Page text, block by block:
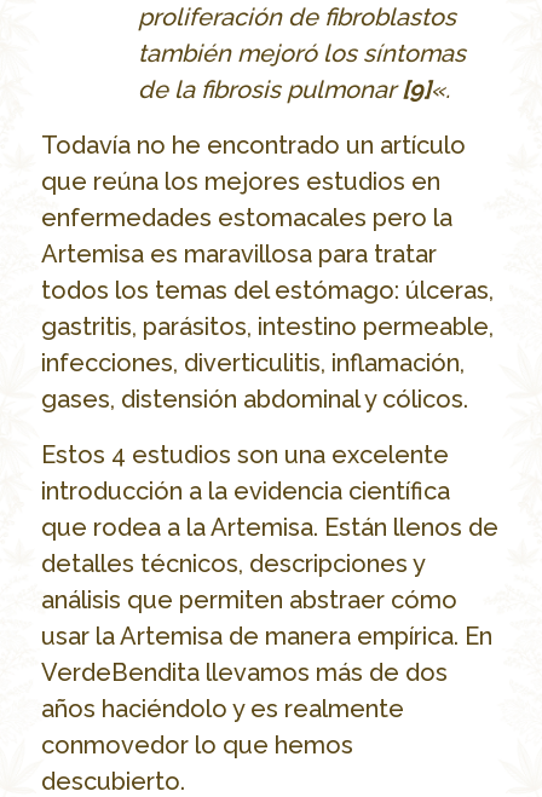
proliferación de fibroblastos
también mejoró los síntomas
de la fibrosis pulmonar[9]«.
Todavía no he encontrado un artículo
que reúna los mejores estudios en
enfermedades estomacales pero la
Artemisa es maravillosa para tratar
todos los temas del estómago: úlceras,
gastritis, parásitos, intestino permeable,
infecciones, diverticulitis, inflamación,
gases, distensión abdominal y cólicos.
Estos 4 estudios son una excelente
introducción a la evidencia científica
que rodea a la Artemisa. Están llenos de
detalles técnicos, descripciones y
análisis que permiten abstraer cómo
usar la Artemisa de manera empírica. En
VerdeBendita llevamos más de dos
años haciéndolo y es realmente
conmovedor lo que hemos
descubierto.